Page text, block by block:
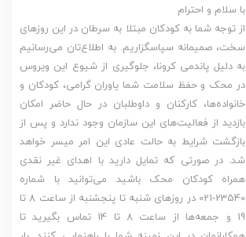
با سلام و احترام
از توجه شما به کودکان مبتلا به سرطان در این روزهای
سخت، صمیمانه سپاسگزاریم. به اطلاع‌تان می‌رسانیم
به دلیل پاندمی کرونا، جلوگیری از شیوع این ویروس
در محک و حفظ سلامت شما یاوران گرامی، کودکان و
خانواده‌ها، کارکنان و داوطلبان در حال حاضر امکان
بازدید از فعالیت‌های این سازمان وجود ندارد و پس از
بازگشت شرایط به حالت عادی این امر میسر خواهد
شد. در صورتی که تمایل دارید با اهدای غیر نقدی
همراه کودکان محک باشید می‌توانید با شماره
23540-021 در روزهای شنبه تا پنجشنبه از ساعت 8 تا
19 و جمعه‌ها از ساعت 8 تا 14 تماس بگیرید تا